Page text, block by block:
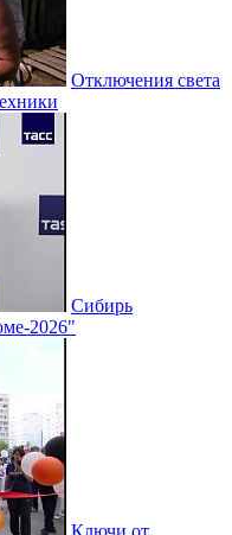
Отключения света
Сибирь
2026"
Ключи от